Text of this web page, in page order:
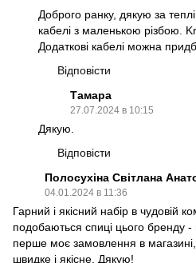
Доброго ранку, дякую за
кабелі з маленькою різбою.
Додаткові кабелі можна
Відповісти
Тамара
27.07.2024 в 10:15
Дякую.
Відповісти
Полосухіна Світлана
04.01.2024 в 11:36
Гарний і якісний набір в чудовій
подобаються спиці цього бренду
перше моє замовлення в
швидке і якісне. Дякую!